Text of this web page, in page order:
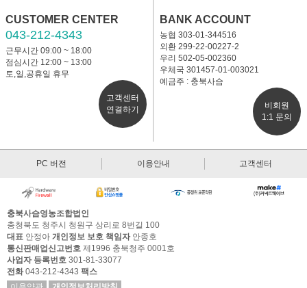
CUSTOMER CENTER
043-212-4343
근무시간 09:00 ~ 18:00
점심시간 12:00 ~ 13:00
토,일,공휴일 휴무
고객센터
연결하기
BANK ACCOUNT
농협 303-01-344516
외환 299-22-00227-2
우리 502-05-002360
우체국 301457-01-003021
예금주 : 충북사슴
비회원
1:1 문의
PC 버전 이용안내 고객센터
충북사슴영농조합법인
충청북도 청주시 청원구 상리로 8번길 100
대표 안정아 개인정보 보호 책임자안종호
통신판매업신고번호 제1996 충북청주 0001호
사업자 등록번호 301-81-33077
전화043-212-4343 팩스